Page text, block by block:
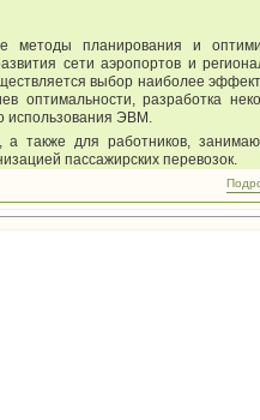
методы планирования и
сети аэропортов и
выбор наиболее
оптимальности, разработка
использования ЭВМ.
а также для работников,
пассажирских перевозок.